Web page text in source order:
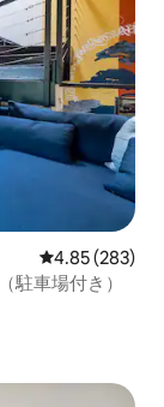
レビュー283
4.85 (283)
駐車場付き）